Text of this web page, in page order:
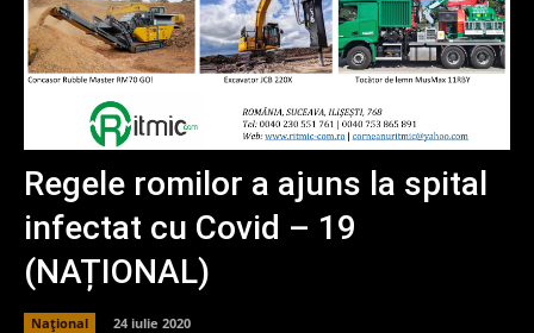
Regele romilor a ajuns la spital
infectat cu Covid – 19
(NAȚIONAL)
Național 24 iulie 2020